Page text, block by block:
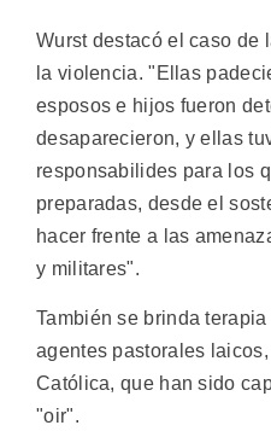
Wurst destacó el caso de
la violencia. "Ellas
esposos e hijos fueron
desaparecieron, y ellas
responsabilides para los
preparadas, desde el
hacer frente a las
y militares".
También se brinda
agentes pastorales
Católica, que han sido
"oir".